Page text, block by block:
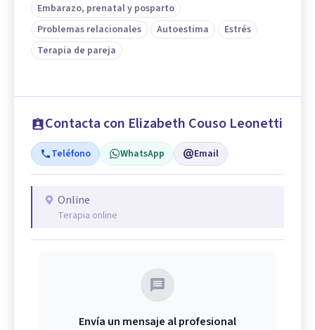
Embarazo, prenatal y posparto
Problemas relacionales
Autoestima
Estrés
Terapia de pareja
Contacta con Elizabeth Couso Leonetti
Teléfono WhatsApp Email
Online
Terapia online
Envía un mensaje al profesional